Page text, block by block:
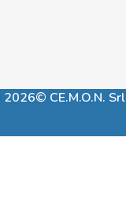
CE.M.O.N. Srl